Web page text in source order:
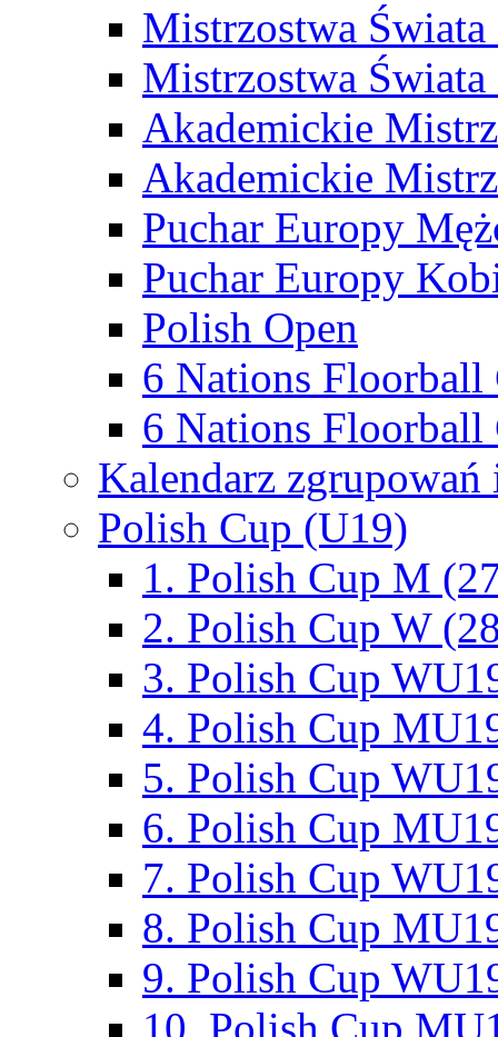
Mistrzostwa
Mistrzostwa
Akademickie
Akademickie
Puchar Europy
Puchar Europy
Polish Open
6 Nations Floorball
6 Nations Floorball
Kalendarz
Polish Cup (U19)
1. Polish Cup M
2. Polish Cup W
3. Polish Cup
4. Polish Cup
5. Polish Cup
6. Polish Cup
7. Polish Cup
8. Polish Cup
9. Polish Cup
10. Polish Cup